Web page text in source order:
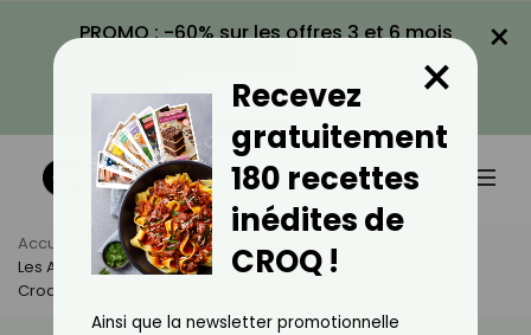
PROMO : -60% sur les offres 3 et 6 mois
VOIR LA PROMO
×
Accueil Actus
Alimentation
Les Aliments Indispensables Pour Un Petit-Déjeuner Salé
Croq'Kilos
Recevez
gratuitement
180 recettes
inédites de
CROQ !
×
Ainsi que la newsletter promotionnelle